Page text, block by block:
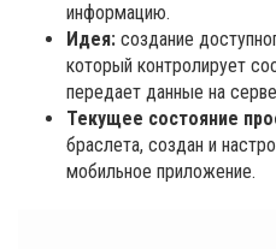
информацию.
Идея: создание
который контролирует
передает данные на
Текущее состояние
браслета, создан и
мобильное приложение.